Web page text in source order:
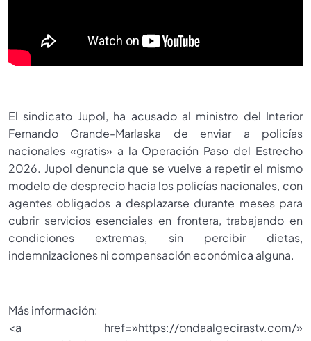
El sindicato Jupol, ha acusado al ministro del Interior
Fernando Grande-Marlaska de enviar a policías
nacionales «gratis» a la Operación Paso del Estrecho
2026. Jupol denuncia que se vuelve a repetir el mismo
modelo de desprecio hacia los policías nacionales, con
agentes obligados a desplazarse durante meses para
cubrir servicios esenciales en frontera, trabajando en
condiciones extremas, sin percibir dietas,
indemnizaciones ni compensación económica alguna.
Más información:
<a href=»https://ondaalgecirastv.com/»